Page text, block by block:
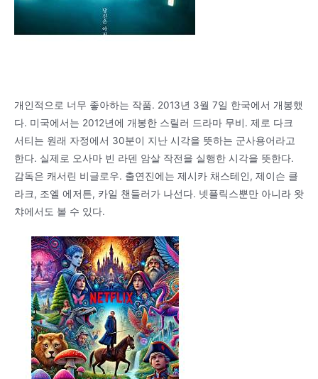
개인적으로 너무 좋아하는 작품. 2013년 3월 7일 한국에서 개봉했
다. 미국에서는 2012년에 개봉한 스릴러 드라마 무비. 제로 다크
서티는 원래 자정에서 30분이 지난 시각을 뜻하는 군사용어라고
한다. 실제로 오사마 빈 라덴 암살 작전을 실행한 시각을 뜻한다.
감독은 캐서린 비글로우. 출연진에는 제시카 채스테인, 제이슨 클
라크, 조엘 에저튼, 카일 챈들러가 나선다. 넷플릭스뿐만 아니라 왓
챠에서도 볼 수 있다.